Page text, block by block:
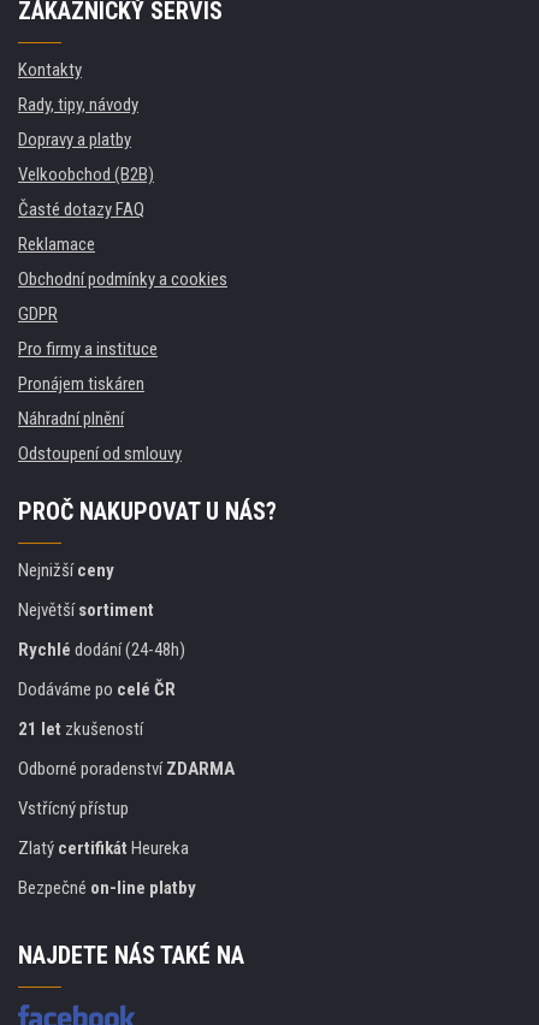
ZÁKAZNICKÝ SERVIS
Kontakty
Rady, tipy, návody
Dopravy a platby
Velkoobchod (B2B)
Časté dotazy FAQ
Reklamace
Obchodní podmínky a cookies
GDPR
Pro firmy a instituce
Pronájem tiskáren
Náhradní plnění
Odstoupení od smlouvy
PROČ NAKUPOVAT U NÁS?
Nejnižšíceny
Největšísortiment
Rychlé dodání (24-48h)
Dodáváme po celé ČR
21 let zkušeností
Odborné poradenstvíZDARMA
Vstřícný přístup
Zlatý certifikát Heureka
Bezpečné on-line platby
NAJDETE NÁS TAKÉ NA